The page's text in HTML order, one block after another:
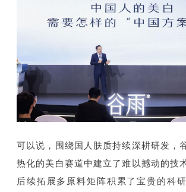
可以说，围绕国人肤质持续深耕研发，
热化的美白赛道中建立了难以撼动的技
后续拓展多原料矩阵积累了宝贵的科